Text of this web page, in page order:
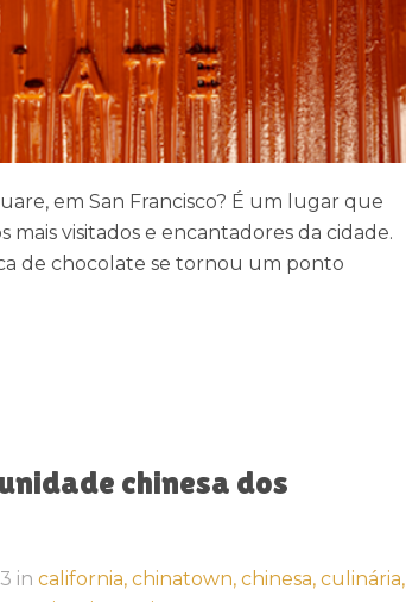
em San Francisco? É um lugar que
visitados e encantadores da cidade.
de chocolate se tornou um ponto
chinesa dos
in california, chinatown, chinesa, culinária,